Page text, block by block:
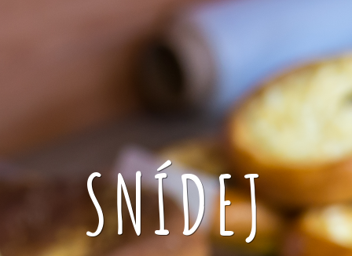
SNÍDEJ